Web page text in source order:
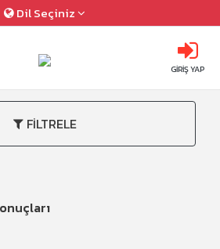
Dil Seçiniz
GİRİŞ YAP
FİLTRELE